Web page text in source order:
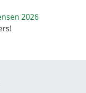
2026